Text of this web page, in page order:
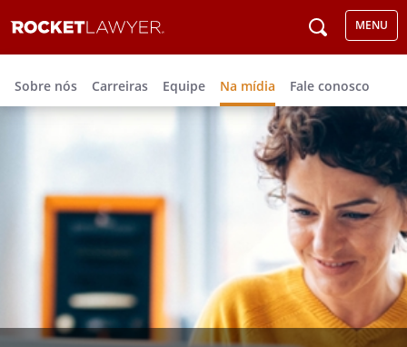
MENU
Sobre nós Carreiras Equipe Na mídia Fale conosco